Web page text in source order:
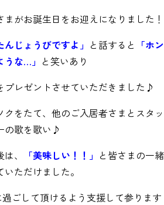
がお誕生日をお迎えになりました！
じょうびですよ」 と話すると 「ホン
な…」 と笑いあり
プレゼントさせていただきました♪
をたて、他のご入居者さまとスタッ
の歌を歌い♪
、
「美味しい！！」 と皆さまの一緒
ただけました。
ごして頂けるよう支援して参ります